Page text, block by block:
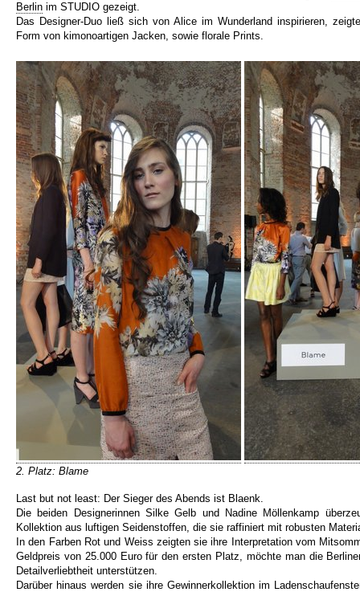
Berlin im STUDIO gezeigt.
Das Designer-Duo ließ sich von Alice im Wunderland inspirieren,
Form von kimonoartigen Jacken, sowie florale Prints.
2. Platz: Blame
Last but not least: Der Sieger des Abends ist Blaenk.
Die beiden Designerinnen Silke Gelb und Nadine Möllenkamp
Kollektion aus luftigen Seidenstoffen, die sie raffiniert mit robusten
In den Farben Rot und Weiss zeigten sie ihre Interpretation vom
Geldpreis von 25.000 Euro für den ersten Platz, möchte man die
Detailverliebtheit unterstützen.
Darüber hinaus werden sie ihre Gewinnerkollektion im